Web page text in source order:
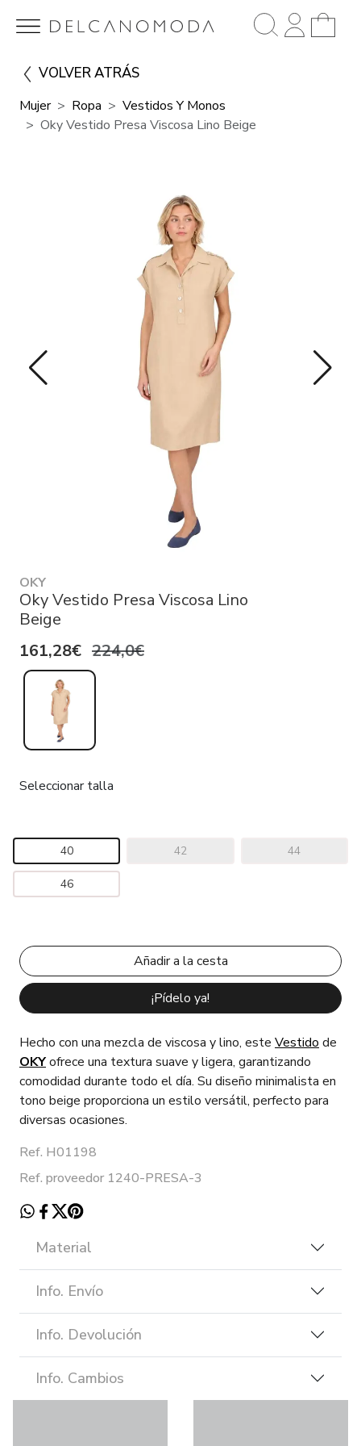
VOLVER ATRÁS
Mujer Ropa
Vestidos Y Monos
Oky Vestido Presa Viscosa Lino Beige
OKY
Oky Vestido Presa Viscosa Lino
Beige
161,28€ 224,0€
Seleccionar talla
40 42 44
46
¡Pídelo ya!
Hecho con una mezcla de viscosa y lino, este Vestido de
OKYofrece una textura suave y ligera, garantizando
comodidad durante todo el día. Su diseño minimalista en
tono beige proporciona un estilo versátil, perfecto para
diversas ocasiones.
Ref. H01198
Ref. proveedor 1240-PRESA-3
Material
Info. Envío
Info. Devolución
Info. Cambios